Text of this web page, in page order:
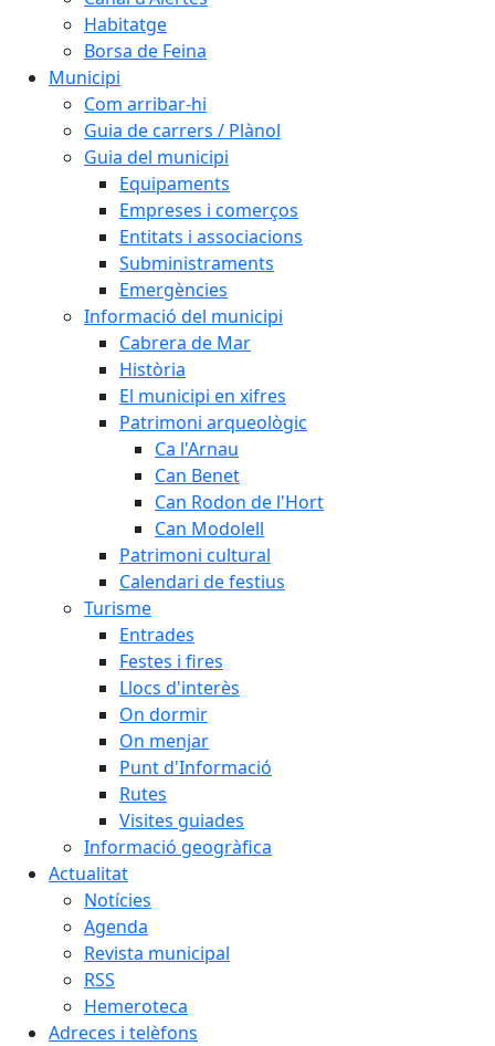
Habitatge
Borsa de Feina
Municipi
Com arribar-hi
Guia de carrers / Plànol
Guia del municipi
Equipaments
Empreses i comerços
Entitats i associacions
Subministraments
Emergències
Informació del municipi
Cabrera de Mar
Història
El municipi en xifres
Patrimoni arqueològic
Ca l'Arnau
Can Benet
Can Rodon de l'Hort
Can Modolell
Patrimoni cultural
Calendari de festius
Turisme
Entrades
Festes i fires
Llocs d'interès
On dormir
On menjar
Punt d'Informació
Rutes
Visites guiades
Informació geogràfica
Actualitat
Notícies
Agenda
Revista municipal
RSS
Hemeroteca
Adreces i telèfons